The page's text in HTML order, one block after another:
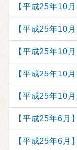
【平成25年10
【平成25年10
【平成25年
【平成25年
【平成25年
【平成25年6
【平成25年6